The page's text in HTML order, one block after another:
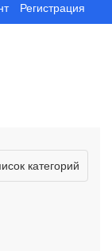
Регистрация
категорий